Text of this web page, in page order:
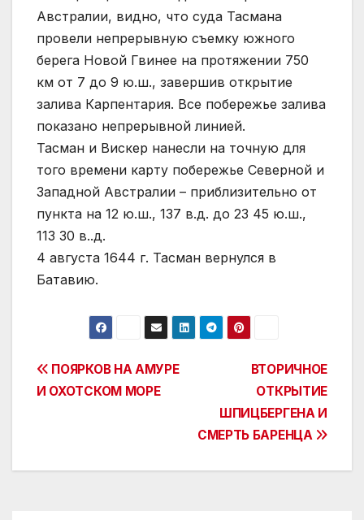
Австралии, видно, что суда Тасмана
провели непрерывную съемку южного
берега Новой Гвинее на протяжении 750
км от 7 до 9 ю.ш., завершив открытие
залива Карпентария. Все побережье залива
показано непрерывной линией.
Тасман и Вискер нанесли на точную для
того времени карту побережье Северной и
Западной Австралии – приблизительно от
пункта на 12 ю.ш., 137 в.д. до 23 45 ю.ш.,
113 30 в..д.
4 августа 1644 г. Тасман вернулся в
Батавию.
Post
ВТОРИЧНОЕ
ОТКРЫТИЕ
ШПИЦБЕРГЕНА И
СМЕРТЬ БАРЕНЦА
ПОЯРКОВ НА АМУРЕ
И ОХОТСКОМ МОРЕ